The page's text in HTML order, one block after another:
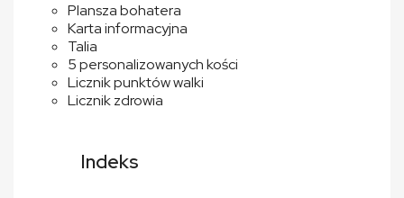
Plansza bohatera
Karta informacyjna
Talia
5 personalizowanych kości
Licznik punktów walki
Licznik zdrowia
Indeks